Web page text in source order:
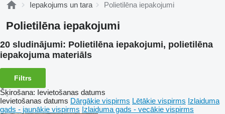
Iepakojums un tara Polietilēna iepakojumi
Polietilēna iepakojumi
20 sludinājumi: Polietilēna iepakojumi, polietilēna
iepakojuma materiāls
Filtrs
Šķirošana: Ievietošanas datums
Ievietošanas datums Dārgākie vispirms Lētākie vispirms Izlaiduma
gads - jaunākie vispirms Izlaiduma gads - vecākie vispirms